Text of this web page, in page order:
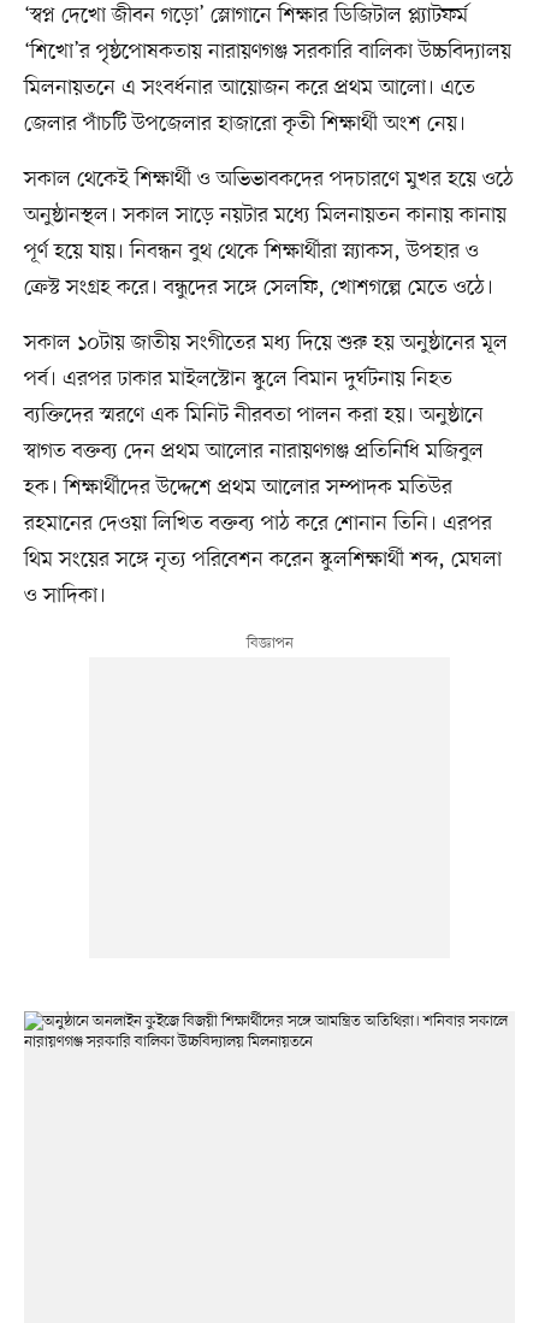
‘স্বপ্ন দেখো জীবন গড়ো’ স্লোগানে শিক্ষার ডিজিটাল প্ল্যাটফর্ম
‘শিখো’র পৃষ্ঠপোষকতায় নারায়ণগঞ্জ সরকারি বালিকা উচ্চবিদ্যালয়
মিলনায়তনে এ সংবর্ধনার আয়োজন করে প্রথম আলো। এতে
জেলার পাঁচটি উপজেলার হাজারো কৃতী শিক্ষার্থী অংশ নেয়।
সকাল থেকেই শিক্ষার্থী ও অভিভাবকদের পদচারণে মুখর হয়ে ওঠে
অনুষ্ঠানস্থল। সকাল সাড়ে নয়টার মধ্যে মিলনায়তন কানায় কানায়
পূর্ণ হয়ে যায়। নিবন্ধন বুথ থেকে শিক্ষার্থীরা স্ন্যাকস, উপহার ও
ক্রেস্ট সংগ্রহ করে। বন্ধুদের সঙ্গে সেলফি, খোশগল্পে মেতে ওঠে।
সকাল ১০টায় জাতীয় সংগীতের মধ্য দিয়ে শুরু হয় অনুষ্ঠানের মূল
পর্ব। এরপর ঢাকার মাইলস্টোন স্কুলে বিমান দুর্ঘটনায় নিহত
ব্যক্তিদের স্মরণে এক মিনিট নীরবতা পালন করা হয়। অনুষ্ঠানে
স্বাগত বক্তব্য দেন প্রথম আলোর নারায়ণগঞ্জ প্রতিনিধি মজিবুল
হক। শিক্ষার্থীদের উদ্দেশে প্রথম আলোর সম্পাদক মতিউর
রহমানের দেওয়া লিখিত বক্তব্য পাঠ করে শোনান তিনি। এরপর
থিম সংয়ের সঙ্গে নৃত্য পরিবেশন করেন স্কুলশিক্ষার্থী শব্দ, মেঘলা
ও সাদিকা।